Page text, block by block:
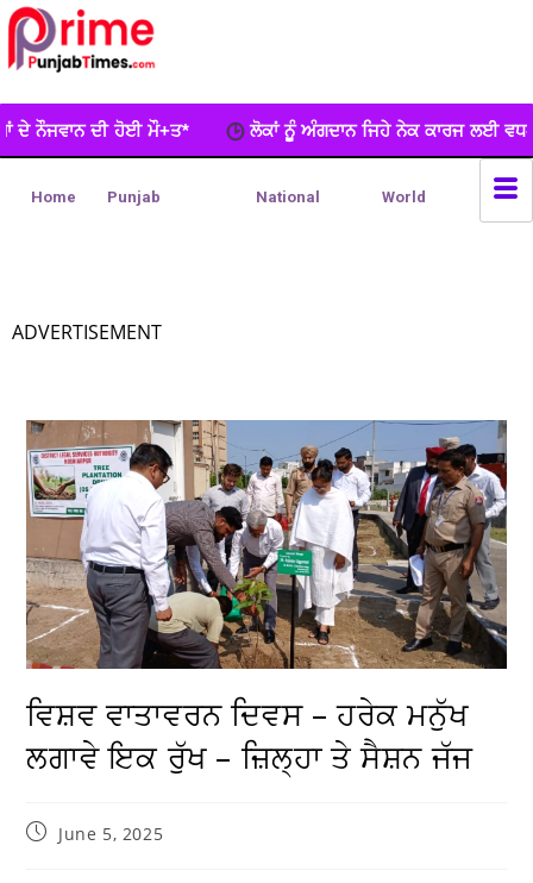
ਲੋਕਾਂ ਨੂੂੰ ਅੰਗਦਾਨ ਜਿਹੇ ਨੇਕ ਕਾਰਜ ਲਈ ਵਧ-ਚੜ੍ਹਕੇ ਅੱਗੇ ਆਉਣਾ
Home Punjab National World
ADVERTISEMENT
ਵਿਸ਼ਵ ਵਾਤਾਵਰਨ ਦਿਵਸ – ਹਰੇਕ ਮਨੁੱਖ
ਲਗਾਵੇ ਇਕ ਰੁੱਖ – ਜ਼ਿਲ੍ਹਾ ਤੇ ਸੈਸ਼ਨ ਜੱਜ
June 5, 2025